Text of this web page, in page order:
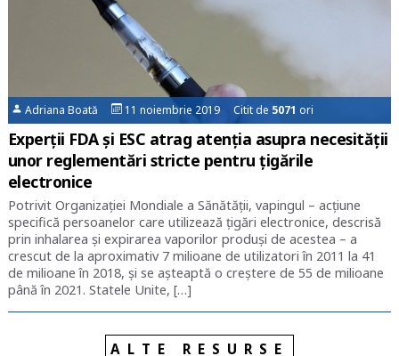
Adriana Boată 11 noiembrie 2019 Citit de 5071 ori
Experții FDA și ESC atrag atenția asupra necesității
unor reglementări stricte pentru țigările
electronice
Potrivit Organizației Mondiale a Sănătății, vapingul – acțiune
specifică persoanelor care utilizează țigări electronice, descrisă
prin inhalarea și expirarea vaporilor produși de acestea – a
crescut de la aproximativ 7 milioane de utilizatori în 2011 la 41
de milioane în 2018, și se așteaptă o creștere de 55 de milioane
până în 2021. Statele Unite, […]
ALTE RESURSE